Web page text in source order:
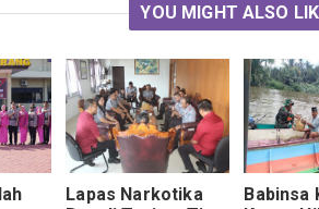
YOU MIGHT ALSO
Lapas Narkotika
Babinsa